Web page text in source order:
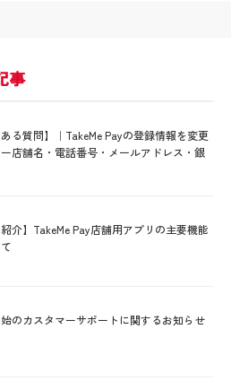
事
ある質問】｜TakeMe Payの登録情報を変更
ー店舗名・電話番号・メールアドレス・銀
紹介】TakeMe Pay店舗用アプリの主要機能
のカスタマーサポートに関するお知らせ